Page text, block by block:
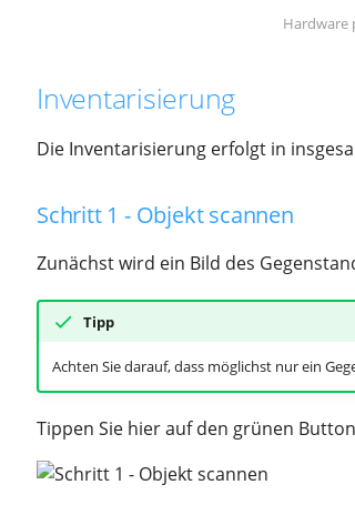
Hardware
Inventarisierung
Die Inventarisierung erfolgt in
Schritt 1 - Objekt scannen
Zunächst wird ein Bild des
Tipp
Achten Sie darauf, dass möglichst nur ein
Tippen Sie hier auf den grünen Button